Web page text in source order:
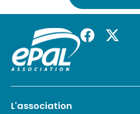
L'association